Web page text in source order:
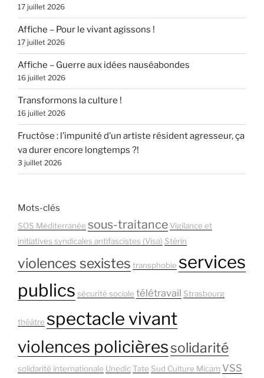
17 juillet 2026
Affiche – Pour le vivant agissons !
17 juillet 2026
Affiche – Guerre aux idées nauséabondes
16 juillet 2026
Transformons la culture !
16 juillet 2026
Fructôse : l’impunité d’un artiste résident agresseur, ça
va durer encore longtemps ?!
3 juillet 2026
Mots-clés
SOS Méditerranée sous-traitance Vigilance et
initiatives syndicales antifascistes (Visa) Stérin
violences sexistes transphobie services
publics sécurité sociale télétravail Strasbourg
théâtre spectacle vivant
violences policièressolidarité
solidarité internationale UnedicTate Sud Culture Micam VSS